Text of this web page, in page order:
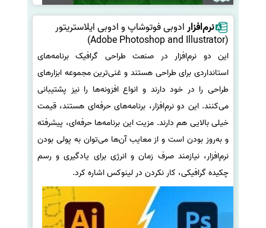
نرم‌افزارادوبی فوتوشاپ و ادوبی ایلاستریتور
(Adobe Photoshop and Illustrator)
این دو نرم‌افزار در صنعت طراحی گرافیک برنامه‌های
استانداردی برای طراحی هستند و غنی‌ترین مجموعه ابزارهای
طراحی را در خود دارند و انواع افزونه‌ها را نیز پشتیبانی
می‌کنند. این دو نرم‌افزار، برنامه‌های حرفه‌ای هستند، قیمت
خیلی بالایی هم دارند. مزیت این برنامه‌ها حرفه‌ای، پیشرفته
و به‌روز بودن است و از معایب آن‌ها می‌توان به پولی بودن
نرم‌افزار، نیازمند صرف زمان و انرژی برای یادگیری و رسم
چکیده گرافیکی، کار نکردن در لینوکس اشاره کرد.